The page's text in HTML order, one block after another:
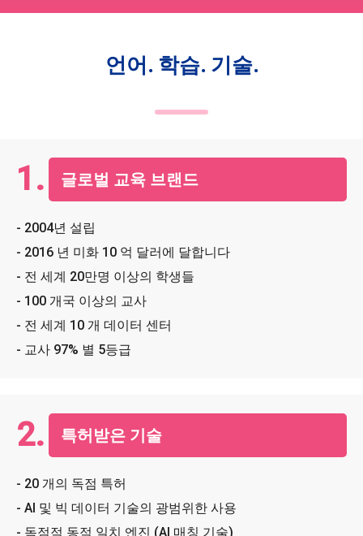
언어. 학습. 기술.
1. 글로벌 교육 브랜드
- 2004년 설립
- 2016 년 미화 10 억 달러에 달합니다
- 전 세계 20만명 이상의 학생들
- 100 개국 이상의 교사
- 전 세계 10 개 데이터 센터
- 교사 97% 별 5등급
2. 특허받은 기술
- 20 개의 독점 특허
- AI 및 빅 데이터 기술의 광범위한 사용
- 독점적 동적 일치 엔진 (AI 매칭 기술)